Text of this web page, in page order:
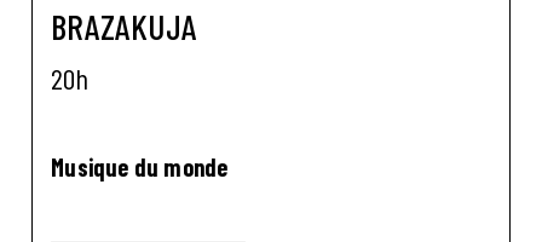
BRAZAKUJA
20h
Musique du monde